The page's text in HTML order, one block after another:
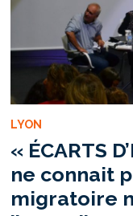
LYON
« ÉCARTS
ne connait
migratoire